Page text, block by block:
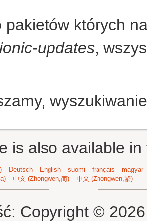
pakietów których
updates,
is also available
Deutsch English suomi français
magyar
中文 (Zhongwen,简) 中文 (Zhongwen,繁)
Copyright ©